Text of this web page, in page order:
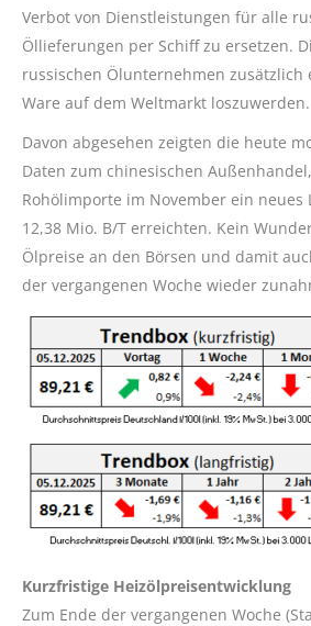
Verbot von Dienstleistungen für alle
Öllieferungen per Schiff zu ersetzen.
russischen Ölunternehmen zusätzlich
Ware auf dem Weltmarkt loszuwerden.
Davon abgesehen zeigten die heute
Daten zum chinesischen
Rohölimporte im November ein neues
12,38 Mio. B/T erreichten. Kein
Ölpreise an den Börsen und damit
der vergangenen Woche wieder
Kurzfristige Heizölpreisentwicklung
Zum Ende der vergangenen Woche